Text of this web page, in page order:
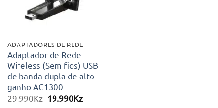
ADAPTADORES DE REDE
Adaptador de Rede
Wireless (Sem fios) USB
de banda dupla de alto
ganho AC1300
29.990Kz O
19.990KzO